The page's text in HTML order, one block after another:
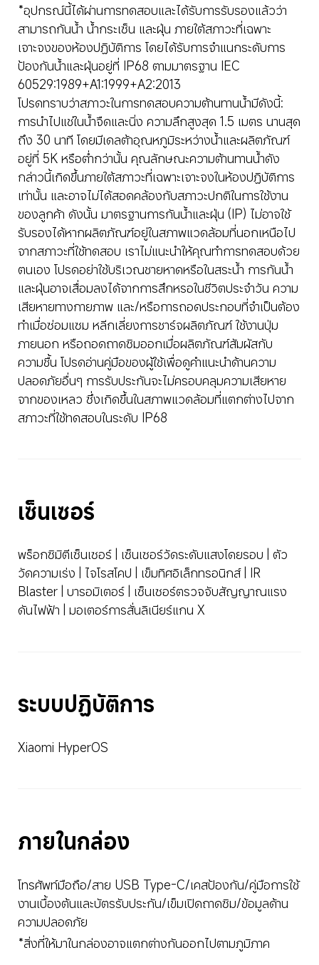
*อุปกรณ์นี้ได้ผ่านการทดสอบและได้รับการรับรองแล้วว่า
สามารถกันน้ำ น้ำกระเซ็น และฝุ่น ภายใต้สภาวะที่เฉพาะ
เจาะจงของห้องปฏิบัติการ โดยได้รับการจำแนกระดับการ
ป้องกันน้ำและฝุ่นอยู่ที่ IP68 ตามมาตรฐาน IEC
60529:1989+A1:1999+A2:2013
โปรดทราบว่าสภาวะในการทดสอบความต้านทานน้ำมีดังนี้:
การนำไปแช่ในน้ำจืดและนิ่ง ความลึกสูงสุด 1.5 เมตร นานสุด
ถึง 30 นาที โดยมีเดลต้าอุณหภูมิระหว่างน้ำและผลิตภัณฑ์
อยู่ที่ 5K หรือต่ำกว่านั้น คุณลักษณะความต้านทานน้ำดัง
กล่าวนี้เกิดขึ้นภายใต้สภาวะที่เฉพาะเจาะจงในห้องปฏิบัติการ
เท่านั้น และอาจไม่ได้สอดคล้องกับสภาวะปกติในการใช้งาน
ของลูกค้า ดังนั้น มาตรฐานการกันน้ำและฝุ่น (IP) ไม่อาจใช้
รับรองได้หากผลิตภัณฑ์อยู่ในสภาพแวดล้อมที่นอกเหนือไป
จากสภาวะที่ใช้ทดสอบ เราไม่แนะนำให้คุณทำการทดสอบด้วย
ตนเอง โปรดอย่าใช้บริเวณชายหาดหรือในสระน้ำ การกันน้ำ
และฝุ่นอาจเสื่อมลงได้จากการสึกหรอในชีวิตประจำวัน ความ
เสียหายทางกายภาพ และ/หรือการถอดประกอบที่จำเป็นต้อง
ทำเมื่อซ่อมแซม หลีกเลี่ยงการชาร์จผลิตภัณฑ์ ใช้งานปุ่ม
ภายนอก หรือถอดถาดซิมออกเมื่อผลิตภัณฑ์สัมผัสกับ
ความชื้น โปรดอ่านคู่มือของผู้ใช้เพื่อดูคำแนะนำด้านความ
ปลอดภัยอื่นๆ การรับประกันจะไม่ครอบคลุมความเสียหาย
จากของเหลว ซึ่งเกิดขึ้นในสภาพแวดล้อมที่แตกต่างไปจาก
สภาวะที่ใช้ทดสอบในระดับ IP68
เซ็นเซอร์
พร็อกซิมิตีเซ็นเซอร์ | เซ็นเซอร์วัดระดับแสงโดยรอบ | ตัว
วัดความเร่ง | ไจโรสโคป | เข็มทิศอิเล็กทรอนิกส์ | IR
Blaster | บารอมิเตอร์ | เซ็นเซอร์ตรวจจับสัญญาณแรง
ดันไฟฟ้า | มอเตอร์การสั่นลิเนียร์แกน X
ระบบปฏิบัติการ
Xiaomi HyperOS
ภายในกล่อง
โทรศัพท์มือถือ/สาย USB Type-C/เคสป้องกัน/คู่มือการใช้
งานเบื้องต้นและบัตรรับประกัน/เข็มเปิดถาดซิม/ข้อมูลด้าน
ความปลอดภัย
*สิ่งที่ให้มาในกล่องอาจแตกต่างกันออกไปตามภูมิภาค